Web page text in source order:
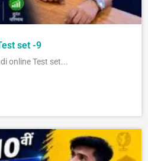
set -9
online Test set...